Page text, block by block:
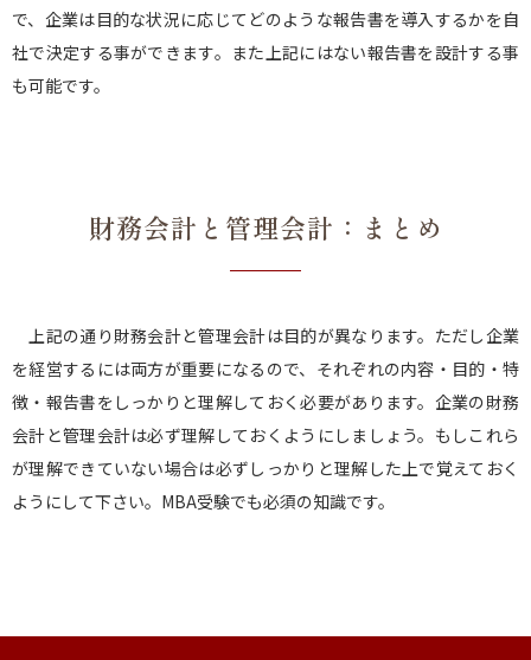
で、企業は目的な状況に応じてどのような報告書を導入するかを自
社で決定する事ができます。また上記にはない報告書を設計する事
も可能です。
財務会計と管理会計：まとめ
上記の通り財務会計と管理会計は目的が異なります。ただし企業
を経営するには両方が重要になるので、それぞれの内容・目的・特
徴・報告書をしっかりと理解しておく必要があります。企業の財務
会計と管理会計は必ず理解しておくようにしましょう。もしこれら
が理解できていない場合は必ずしっかりと理解した上で覚えておく
ようにして下さい。MBA受験でも必須の知識です。